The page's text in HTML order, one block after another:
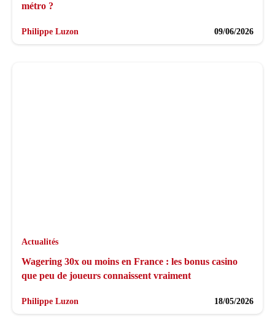
métro ?
Philippe Luzon 09/06/2026
Actualités
Wagering 30x ou moins en France : les bonus casino
que peu de joueurs connaissent vraiment
Philippe Luzon 18/05/2026